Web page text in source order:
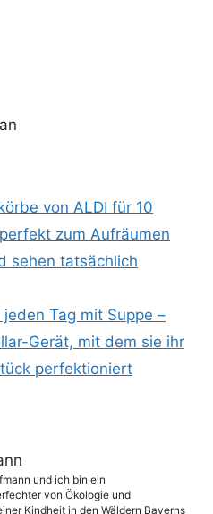
von ALDI für 10
zum Aufräumen
sehen tatsächlich
Tag mit Suppe –
Gerät, mit dem sie ihr
perfektioniert
und ich bin ein
von Ökologie und
Kindheit in den Wäldern Bayerns